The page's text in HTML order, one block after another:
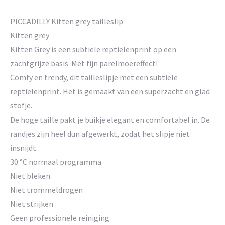
PICCADILLY Kitten grey tailleslip
Kitten grey
Kitten Grey is een subtiele reptielenprint op een
zachtgrijze basis. Met fijn parelmoereffect!
Comfy en trendy, dit tailleslipje met een subtiele
reptielenprint. Het is gemaakt van een superzacht en glad
stofje.
De hoge taille pakt je buikje elegant en comfortabel in. De
randjes zijn heel dun afgewerkt, zodat het slipje niet
insnijdt.
30 °C normaal programma
Niet bleken
Niet trommeldrogen
Niet strijken
Geen professionele reiniging